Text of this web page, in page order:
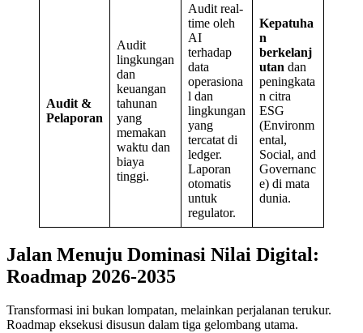
Audit &
Pelaporan
Audit
lingkungan
dan
keuangan
tahunan
yang
memakan
waktu dan
biaya
tinggi.
Audit real-
time oleh
AI
terhadap
data
operasiona
l dan
lingkungan
yang
tercatat di
ledger.
Laporan
otomatis
untuk
regulator.
Kepatuha
n
berkelanj
utan dan
peningkata
n citra
ESG
(Environm
ental,
Social, and
Governanc
e) di mata
dunia.
Jalan Menuju Dominasi Nilai Digital:
Roadmap 2026-2035
Transformasi ini bukan lompatan, melainkan perjalanan terukur.
Roadmap eksekusi disusun dalam tiga gelombang utama.